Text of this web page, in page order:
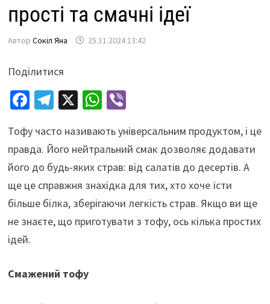
прості та смачні ідеї
Автор Сокіл Яна 25.11.2024 13:42
Поділитися
Fa
b
o
o
k
Te
gr
a
m
X W
at
sA
p
p
Vi
er
Тофу часто називають універсальним продуктом, і це
правда. Його нейтральний смак дозволяє додавати
його до будь-яких страв: від салатів до десертів. А
ще це справжня знахідка для тих, хто хоче їсти
більше білка, зберігаючи легкість страв. Якщо ви ще
не знаєте, що приготувати з тофу, ось кілька простих
ідей.
Смажений тофу